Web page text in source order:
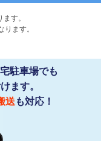
す。
ます。
駐車場でも
ます。
送 も対応！